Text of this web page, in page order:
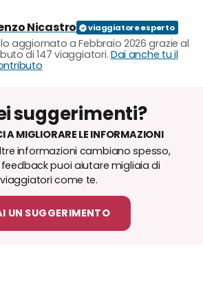
Nicastro
aggiornato a Febbraio 2026 grazie al
di 147 viaggiatori. Dai anche tu il
suggerimenti?
A MIGLIORARE LE INFORMAZIONI
informazioni cambiano spesso,
puoi aiutare migliaia di
viaggiatori come te.
UN SUGGERIMENTO